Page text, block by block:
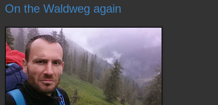
On the Waldweg again